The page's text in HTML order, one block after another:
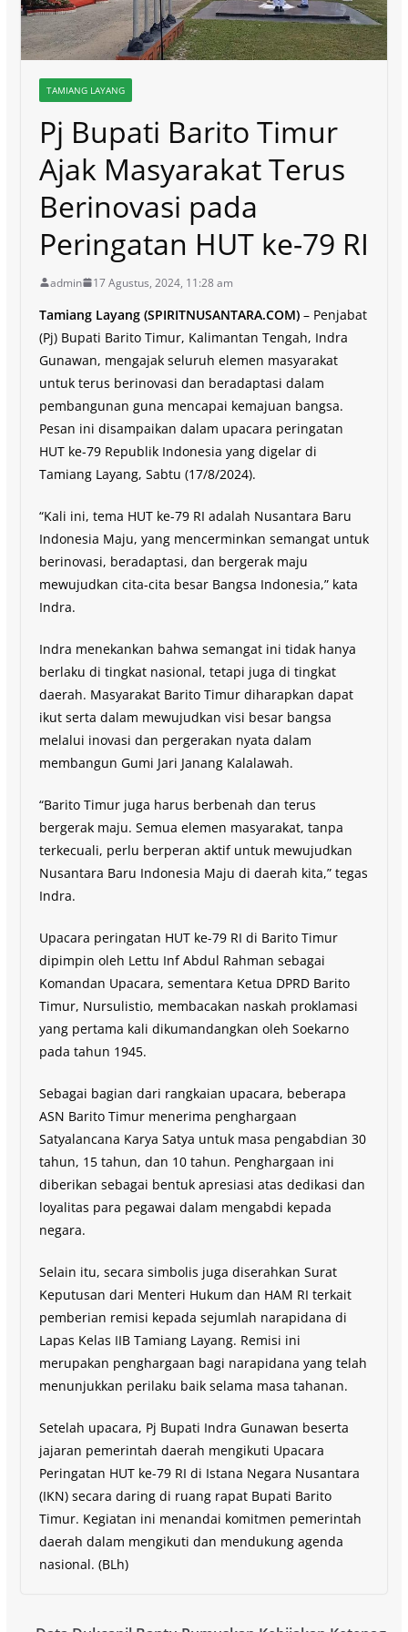
TAMIANG LAYANG
Pj Bupati Barito Timur
Ajak Masyarakat Terus
Berinovasi pada
Peringatan HUT ke-79 RI
admin 17 Agustus, 2024, 11:28 am
Tamiang Layang (SPIRITNUSANTARA.COM)– Penjabat
(Pj) Bupati Barito Timur, Kalimantan Tengah, Indra
Gunawan, mengajak seluruh elemen masyarakat
untuk terus berinovasi dan beradaptasi dalam
pembangunan guna mencapai kemajuan bangsa.
Pesan ini disampaikan dalam upacara peringatan
HUT ke-79 Republik Indonesia yang digelar di
Tamiang Layang, Sabtu (17/8/2024).
“Kali ini, tema HUT ke-79 RI adalah Nusantara Baru
Indonesia Maju, yang mencerminkan semangat untuk
berinovasi, beradaptasi, dan bergerak maju
mewujudkan cita-cita besar Bangsa Indonesia,” kata
Indra.
Indra menekankan bahwa semangat ini tidak hanya
berlaku di tingkat nasional, tetapi juga di tingkat
daerah. Masyarakat Barito Timur diharapkan dapat
ikut serta dalam mewujudkan visi besar bangsa
melalui inovasi dan pergerakan nyata dalam
membangun Gumi Jari Janang Kalalawah.
“Barito Timur juga harus berbenah dan terus
bergerak maju. Semua elemen masyarakat, tanpa
terkecuali, perlu berperan aktif untuk mewujudkan
Nusantara Baru Indonesia Maju di daerah kita,” tegas
Indra.
Upacara peringatan HUT ke-79 RI di Barito Timur
dipimpin oleh Lettu Inf Abdul Rahman sebagai
Komandan Upacara, sementara Ketua DPRD Barito
Timur, Nursulistio, membacakan naskah proklamasi
yang pertama kali dikumandangkan oleh Soekarno
pada tahun 1945.
Sebagai bagian dari rangkaian upacara, beberapa
ASN Barito Timur menerima penghargaan
Satyalancana Karya Satya untuk masa pengabdian 30
tahun, 15 tahun, dan 10 tahun. Penghargaan ini
diberikan sebagai bentuk apresiasi atas dedikasi dan
loyalitas para pegawai dalam mengabdi kepada
negara.
Selain itu, secara simbolis juga diserahkan Surat
Keputusan dari Menteri Hukum dan HAM RI terkait
pemberian remisi kepada sejumlah narapidana di
Lapas Kelas IIB Tamiang Layang. Remisi ini
merupakan penghargaan bagi narapidana yang telah
menunjukkan perilaku baik selama masa tahanan.
Setelah upacara, Pj Bupati Indra Gunawan beserta
jajaran pemerintah daerah mengikuti Upacara
Peringatan HUT ke-79 RI di Istana Negara Nusantara
(IKN) secara daring di ruang rapat Bupati Barito
Timur. Kegiatan ini menandai komitmen pemerintah
daerah dalam mengikuti dan mendukung agenda
nasional. (BLh)